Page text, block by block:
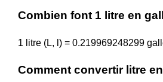
Combien font 1 litre en
1 litre (L, l) = 0.219969248299
Comment convertir litre